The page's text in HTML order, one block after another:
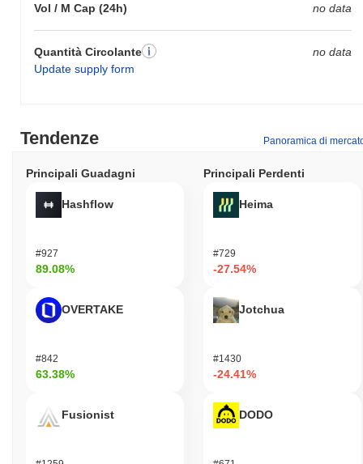
Vol / M Cap (24h) no data
Quantità Circolante
Update supply form
no data
Tendenze Panoramica di
Principali Guadagni
Hashflow
#927
89.08%
OVERTAKE
#842
63.38%
Fusionist
Principali Perdenti
Heima
#729
-27.54%
Jotchua
#1430
-24.41%
DODO